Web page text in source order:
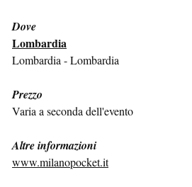
Dove
Lombardia
Lombardia - Lombardia
Prezzo
Varia a seconda dell'evento
Altre informazioni
www.milanopocket.it